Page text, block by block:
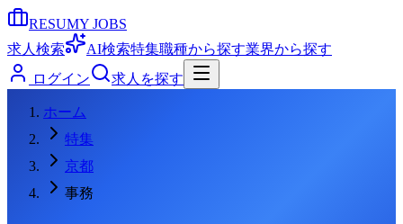
RESUMY JOBS
求人検索
AI検索特集職種から探す業界から探す
ログイン
求人を探す
ホーム
特集
京都
事務